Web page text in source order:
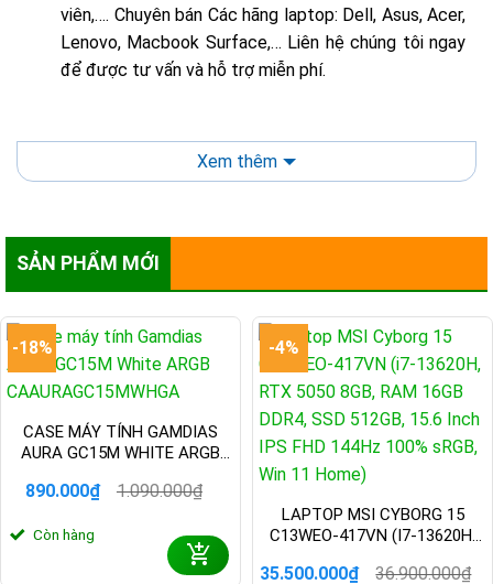
viên,…. Chuyên bán Các hãng laptop: Dell, Asus, Acer,
Lenovo, Macbook Surface,… Liên hệ chúng tôi ngay
để được tư vấn và hỗ trợ miễn phí.
1️⃣ Địa Chỉ Bán Laptop Cũ, Đã Qua Sử
Địa Chỉ Bán Laptop Cũ, Đã Qua Sử Dụng
Xem thêm
SẢN PHẨM MỚI
-18%
CASE MÁY TÍNH GAMDIAS
AURA GC15M WHITE ARGB
1.090.000₫
Giá
1.090.000₫.
890.000₫
Giá
890.000₫.
Còn hàng
-4%
LAPTOP MSI CYBORG 15
C13WEO-417VN (I7-13620H,
DDR4, SSD 512GB, 15.6 INCH
36.900.000₫
35.500.000₫